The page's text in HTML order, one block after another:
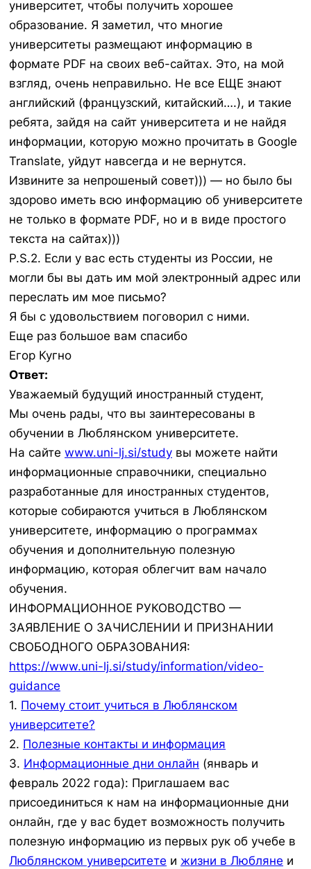
университет, чтобы получить хорошее
образование. Я заметил, что многие
университеты размещают информацию в
формате PDF на своих веб-сайтах. Это, на мой
взгляд, очень неправильно. Не все ЕЩЕ знают
английский (французский, китайский….), и такие
ребята, зайдя на сайт университета и не найдя
информации, которую можно прочитать в Google
Translate, уйдут навсегда и не вернутся.
Извините за непрошеный совет))) — но было бы
здорово иметь всю информацию об университете
не только в формате PDF, но и в виде простого
текста на сайтах)))
P.S.2. Если у вас есть студенты из России, не
могли бы вы дать им мой электронный адрес или
переслать им мое письмо?
Я бы с удовольствием поговорил с ними.
Еще раз большое вам спасибо
Егор Кугно
Ответ:
Уважаемый будущий иностранный студент,
Мы очень рады, что вы заинтересованы в
обучении в Люблянском университете.
На сайте www.uni-lj.si/study вы можете найти
информационные справочники, специально
разработанные для иностранных студентов,
которые собираются учиться в Люблянском
университете, информацию о программах
обучения и дополнительную полезную
информацию, которая облегчит вам начало
обучения.
ИНФОРМАЦИОННОЕ РУКОВОДСТВО —
ЗАЯВЛЕНИЕ О ЗАЧИСЛЕНИИ И ПРИЗНАНИИ
СВОБОДНОГО ОБРАЗОВАНИЯ:
https://www.uni-lj.si/study/information/video-
guidance
1. Почему стоит учиться в Люблянском
университете?
2. Полезные контакты и информация
3. Информационные дни онлайн (январь и
февраль 2022 года): Приглашаем вас
присоединиться к нам на информационные дни
онлайн, где у вас будет возможность получить
полезную информацию из первых рук об учебе в
Люблянском университете и жизни в Любляне и